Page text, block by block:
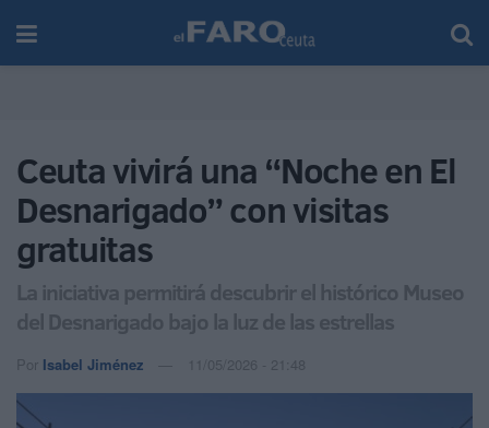
Ceuta vivirá una “Noche en El
Desnarigado” con visitas
gratuitas
La iniciativa permitirá descubrir el histórico Museo
del Desnarigado bajo la luz de las estrellas
Por Isabel Jiménez 11/05/2026 - 21:48